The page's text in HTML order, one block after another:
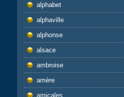
alphabet
alphaville
alphonse
alsace
ambroise
amère
amicales